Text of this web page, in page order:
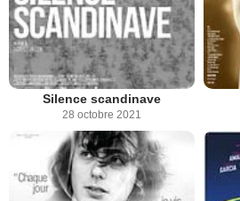
Silence scandinave
28 octobre 2021